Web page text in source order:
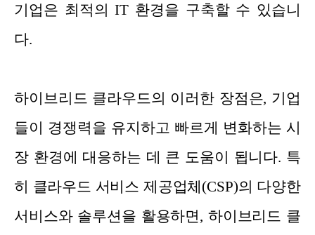
기업은 최적의 IT 환경을 구축할 수 있습니
다.
하이브리드 클라우드의 이러한 장점은, 기업
들이 경쟁력을 유지하고 빠르게 변화하는 시
장 환경에 대응하는 데 큰 도움이 됩니다. 특
히 클라우드 서비스 제공업체(CSP)의 다양한
서비스와 솔루션을 활용하면, 하이브리드 클